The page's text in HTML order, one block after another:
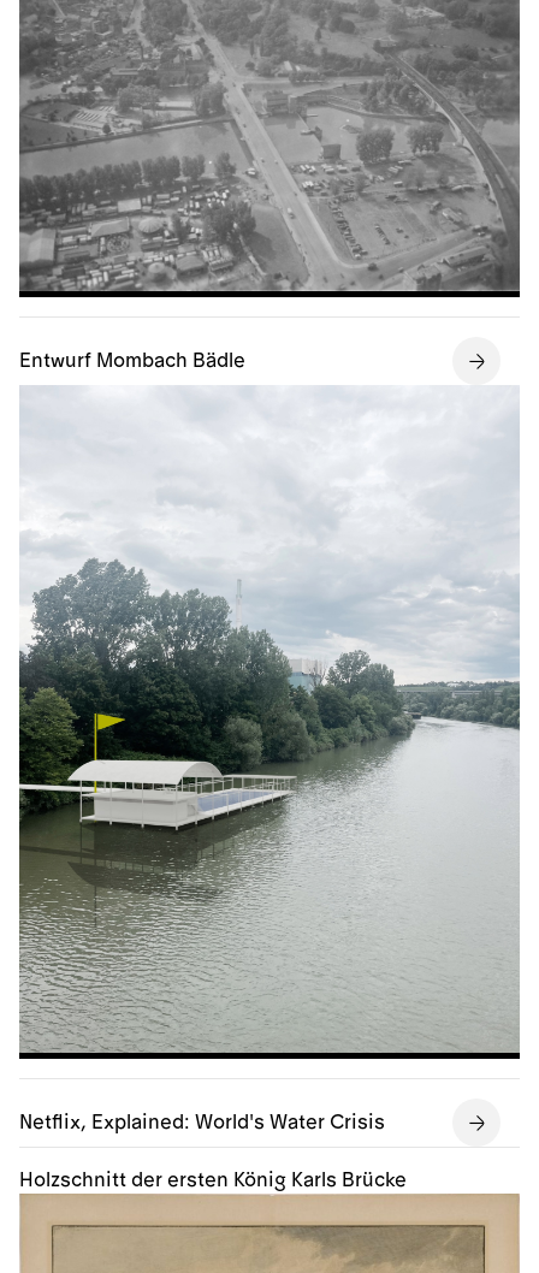
Entwurf Mombach Bädle
Netflix, Explained: World's Water Crisis
Holzschnitt der ersten König Karls Brücke